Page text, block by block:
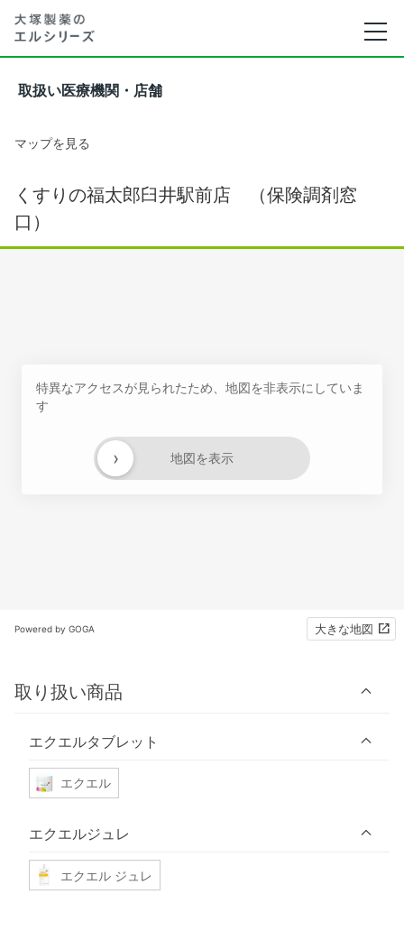
取扱い医療機関・店舗
マップを見る
くすりの福太郎臼井駅前店 （保険調剤窓
口）
特異なアクセスが見られたため、地図を非表示にしていま
す
地図を表示
›
Powered by GOGA 大きな地図
取り扱い商品
エクエルタブレット
エクエル
エクエルジュレ
エクエル ジュレ